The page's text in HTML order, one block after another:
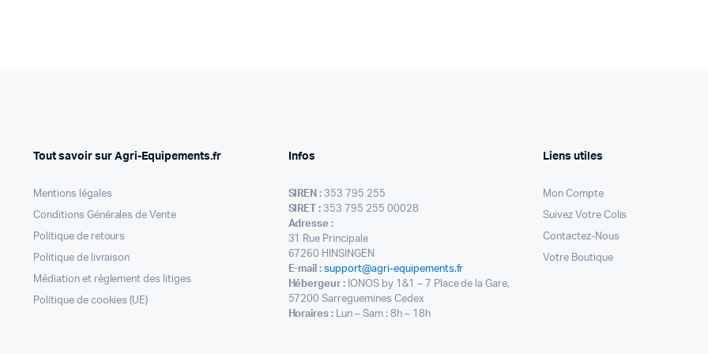
Tout savoir sur Agri-Equipements.fr
Mentions légales
Conditions Générales de Vente
Politique de retours
Politique de livraison
Médiation et règlement des litiges
Politique de cookies (UE)
Infos
SIREN : 353 795 255
SIRET : 353 795 255 00028
Adresse :
31 Rue Principale
67260 HINSINGEN
E-mail : support@agri-equipements.fr
Hébergeur : IONOS by 1&1 – 7 Place de la Gare,
57200 Sarreguemines Cedex
Horaires : Lun – Sam : 8h – 18h
Liens utiles
Mon Compte
Suivez Votre Colis
Contactez-Nous
Votre Boutique